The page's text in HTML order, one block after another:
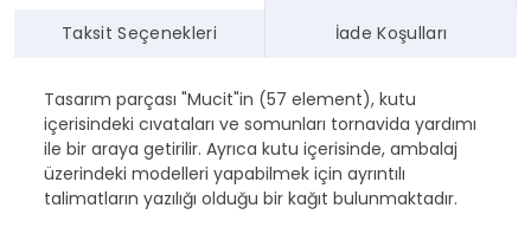
Taksit Seçenekleri İade Koşulları
Tasarım parçası "Mucit"in (57 element), kutu
içerisindeki cıvataları ve somunları tornavida yardımı
ile bir araya getirilir. Ayrıca kutu içerisinde, ambalaj
üzerindeki modelleri yapabilmek için ayrıntılı
talimatların yazılığı olduğu bir kağıt bulunmaktadır.